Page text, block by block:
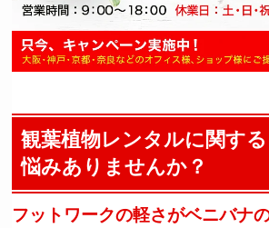
観葉植物レンタルに関す
悩みありませんか？
フットワークの軽さがベニバナ